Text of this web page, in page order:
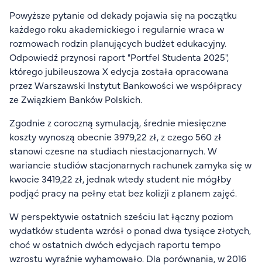
Powyższe pytanie od dekady pojawia się na początku
każdego roku akademickiego i regularnie wraca w
rozmowach rodzin planujących budżet edukacyjny.
Odpowiedź przynosi raport "Portfel Studenta 2025",
którego jubileuszowa X edycja została opracowana
przez Warszawski Instytut Bankowości we współpracy
ze Związkiem Banków Polskich.
Zgodnie z coroczną symulacją, średnie miesięczne
koszty wynoszą obecnie 3979,22 zł, z czego 560 zł
stanowi czesne na studiach niestacjonarnych. W
wariancie studiów stacjonarnych rachunek zamyka się w
kwocie 3419,22 zł, jednak wtedy student nie mógłby
podjąć pracy na pełny etat bez kolizji z planem zajęć.
W perspektywie ostatnich sześciu lat łączny poziom
wydatków studenta wzrósł o ponad dwa tysiące złotych,
choć w ostatnich dwóch edycjach raportu tempo
wzrostu wyraźnie wyhamowało. Dla porównania, w 2016